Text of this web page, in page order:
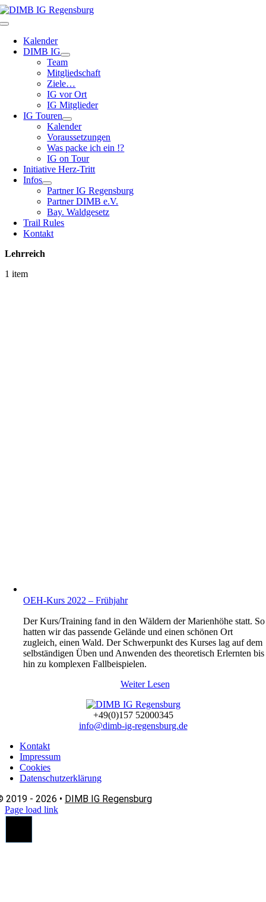
Zum
Inhalt
Toggle
NavigationKalender
DIMB IG
Team
Mitgliedschaft
Ziele…
IG vor Ort
IG Mitglieder
IG Touren
Kalender
Voraussetzungen
Was packe ich ein !?
IG on Tour
Initiative Herz-Tritt
Infos
Partner IG Regensburg
Partner DIMB e.V.
Bay. Waldgesetz
Trail Rules
Kontakt
Lehrreich
1 item
OEH-Kurs 2022 – Frühjahr
Der Kurs/Training fand in den Wäldern der Marienhöhe statt. So
hatten wir das passende Gelände und einen schönen Ort
zugleich, einen Wald. Der Schwerpunkt des Kurses lag auf dem
selbständigen Üben und Anwenden des theoretisch Erlernten bis
hin zu komplexen Fallbeispielen.
Weiter Lesen
+49(0)157 52000345
info@dimb-ig-regensburg.de
Kontakt
Impressum
Cookies
Datenschutzerklärung
2019 - 2026 • DIMB IG Regensburg
Page load link
Nach